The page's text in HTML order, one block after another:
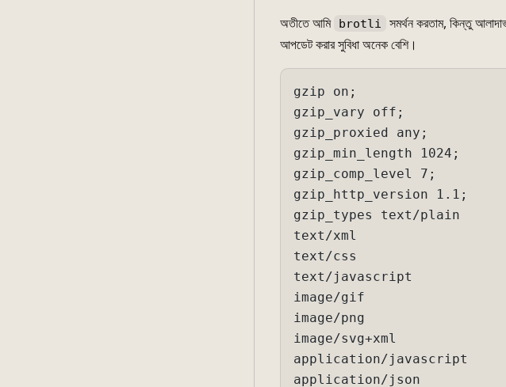
অতীতে আমি brotli সমর্থন করতাম, কিন্তু
আপডেট করার সুবিধা অনেক বেশি।
gzip on;
gzip_vary off;
gzip_proxied any;
gzip_min_length 1024;
gzip_comp_level 7;
gzip_http_version 1.1;
gzip_types text/plain
text/xml
text/css
text/javascript
image/gif
image/png
image/svg+xml
application/javascript
application/json